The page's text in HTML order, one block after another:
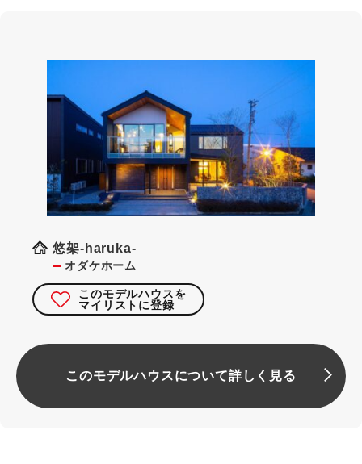
悠架-haruka-
オダケホーム
このモデルハウスを
マイリストに登録
このモデルハウスについて詳しく見る